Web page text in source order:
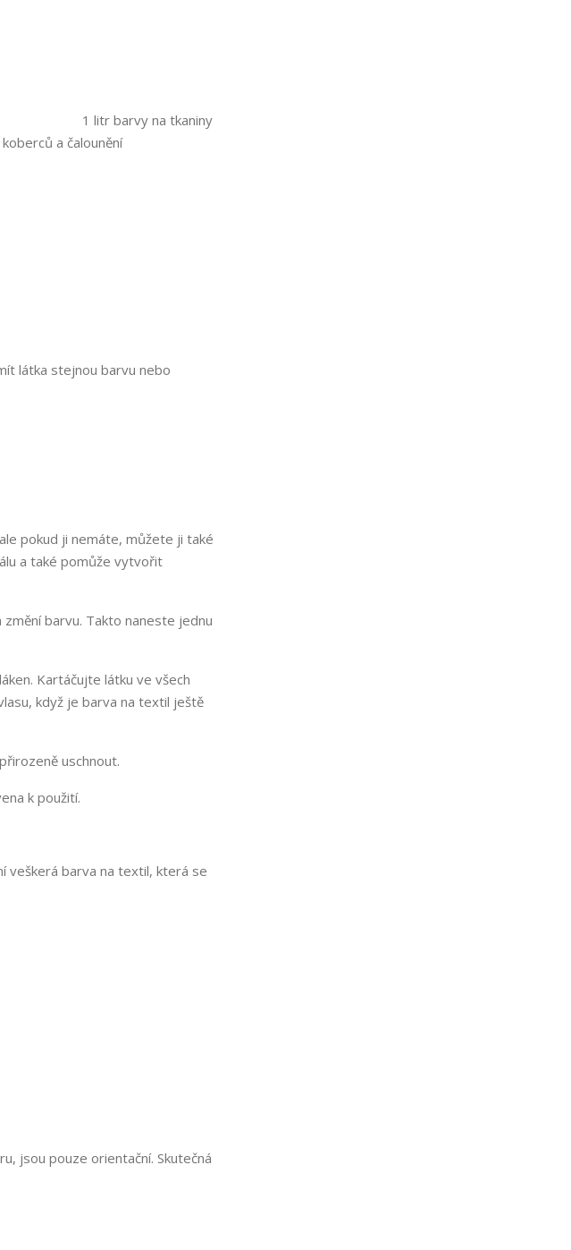
1 litr barvy na tkaniny
a čalounění
látka stejnou barvu nebo
pokud ji nemáte, můžete ji také
a také pomůže vytvořit
barvu. Takto naneste jednu
Kartáčujte látku ve všech
když je barva na textil ještě
uschnout.
k použití.
veškerá barva na textil, která se
jsou pouze orientační. Skutečná